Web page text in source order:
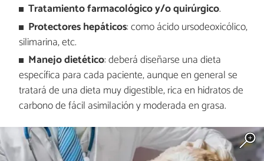
Tratamiento farmacológico y/o quirúrgico.
Protectores hepáticos: como ácido ursodeoxicólico,
silimarina, etc.
Manejo dietético: deberá diseñarse una dieta
específica para cada paciente, aunque en general se
tratará de una dieta muy digestible, rica en hidratos de
carbono de fácil asimilación y moderada en grasa.